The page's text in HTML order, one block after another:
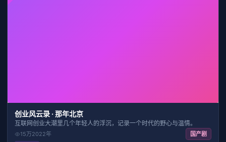
创业风云录 · 那年北京
互联网创业大潮里几个年轻人的浮沉，记录一个时代的野心与温情。
15万2022年 国产剧